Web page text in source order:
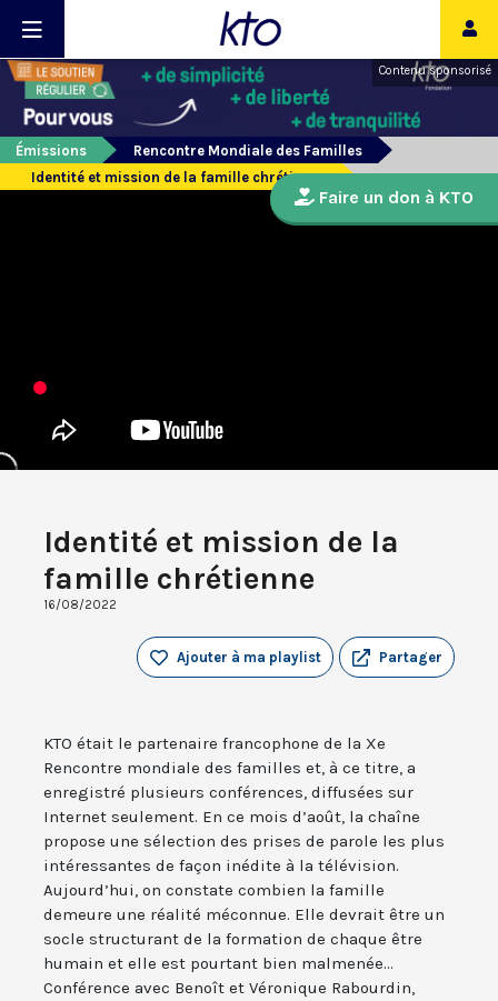
Contenu sponsorisé
Émissions
Rencontre Mondiale des Familles
Identité et mission de la famille chrétienne
Identité et mission de la
famille chrétienne
16/08/2022
Partager
Ajouter à ma playlist
KTO était le partenaire francophone de la Xe
Rencontre mondiale des familles et, à ce titre, a
enregistré plusieurs conférences, diffusées sur
Internet seulement. En ce mois d’août, la chaîne
propose une sélection des prises de parole les plus
intéressantes de façon inédite à la télévision.
Aujourd’hui, on constate combien la famille
demeure une réalité méconnue. Elle devrait être un
socle structurant de la formation de chaque être
humain et elle est pourtant bien malmenée...
Conférence avec Benoît et Véronique Rabourdin,
Faire un don à KTO